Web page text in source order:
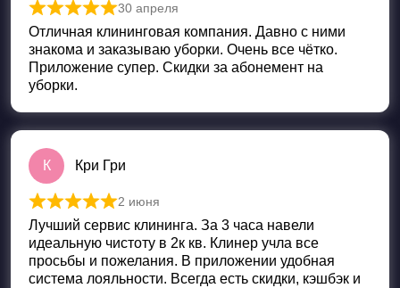
Оценка из 5
30 апреля
Отличная клининговая компания. Давно с ними
знакома и заказываю уборки. Очень все чётко.
Приложение супер. Скидки за абонемент на
уборки.
К Кри Гри
Оценка
2 июня
Лучший сервис клининга. За 3 часа навели
идеальную чистоту в 2к кв. Клинер учла все
просьбы и пожелания. В приложении удобная
система лояльности. Всегда есть скидки, кэшбэк и